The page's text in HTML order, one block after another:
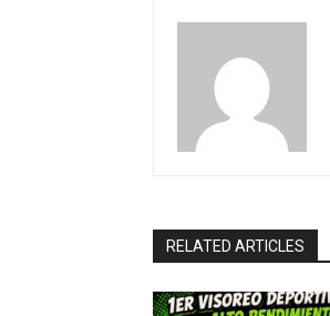
RELATED ARTICLES